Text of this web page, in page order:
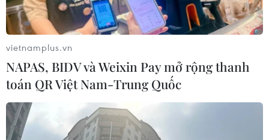
vietnamplus.vn
NAPAS, BIDV và Weixin Pay mở rộng thanh
toán QR Việt Nam-Trung Quốc